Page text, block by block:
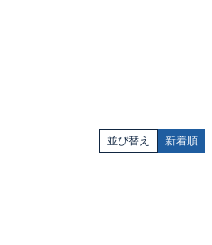
並び替え 新着順